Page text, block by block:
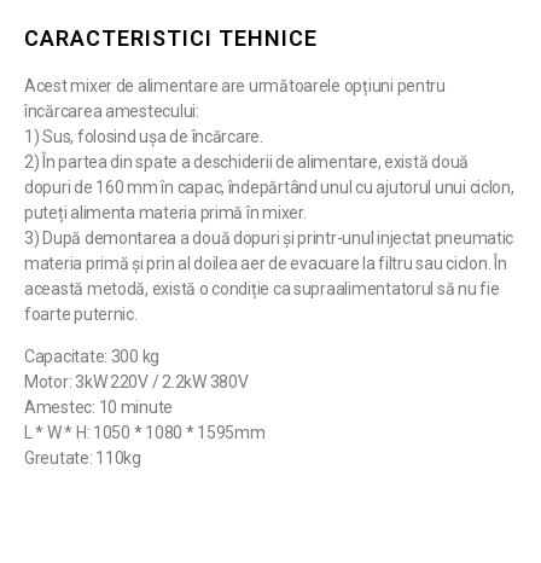
CARACTERISTICI TEHNICE
Acest mixer de alimentare are următoarele opțiuni pentru
încărcarea amestecului:
1) Sus, folosind ușa de încărcare.
2) În partea din spate a deschiderii de alimentare, există două
dopuri de 160 mm în capac, îndepărtând unul cu ajutorul unui ciclon,
puteți alimenta materia primă în mixer.
3) După demontarea a două dopuri și printr-unul injectat pneumatic
materia primă și prin al doilea aer de evacuare la filtru sau ciclon. În
această metodă, există o condiție ca supraalimentatorul să nu fie
foarte puternic.
Capacitate: 300 kg
Motor: 3kW 220V / 2.2kW 380V
Amestec: 10 minute
L * W * H: 1050 * 1080 * 1595mm
Greutate: 110kg